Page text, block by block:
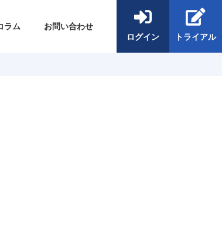
ラム
お問い合わせ
ログイン
トライアル